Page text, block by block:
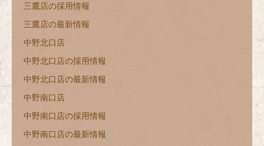
三鷹店の採用情報
三鷹店の最新情報
中野北口店
中野北口店の採用情報
中野北口店の最新情報
中野南口店
中野南口店の採用情報
中野南口店の最新情報